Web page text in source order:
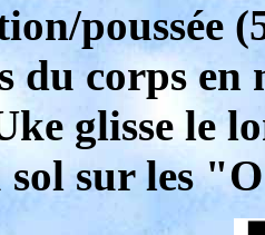
poussée
du corps
glisse le
sol sur les